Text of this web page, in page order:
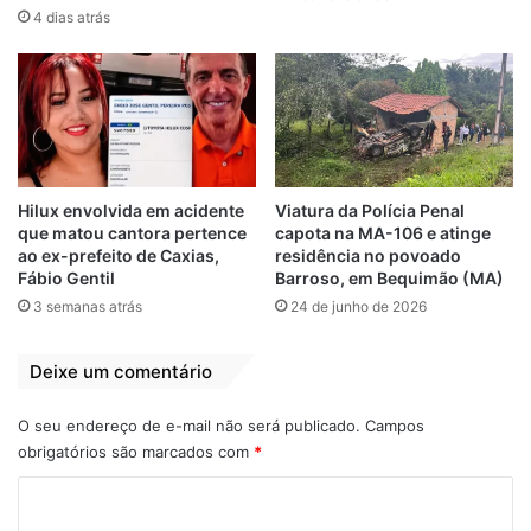
iniciadas na região com o intuito de
localizar os suspeitos da prática do crime.
O corpo da vítima foi removido para o
Instituto Médico Legal (IML), no Bacanga,
após o Instituto de Criminalística (Icrim) ter
feito trabalho de perícia no local.
O velório foi realizado na Rua São
Sebastião, no bairro Coroadinho, e o
sepultamento acontecerá na tarde desta
da Pax União, em Paço do Lumiar.
O crime será investigado pela
Superintendência de Homicídio e Proteção
4 dias atrás
Hilux envolvida em acidente
que matou cantora pertence
ao ex-prefeito de Caxias,
Fábio Gentil
3 semanas atrás
Viatura da Polícia Penal
capota na MA-106 e atinge
residência no povoado
Barroso, em Bequimão (MA)
24 de junho de 2026
Deixe um comentário
O seu endereço de e-mail não será publicado. Campos
obrigatórios são marcados com *